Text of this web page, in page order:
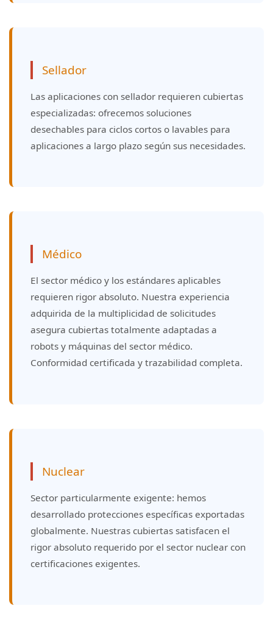
Sellador
Las aplicaciones con sellador requieren cubiertas
especializadas: ofrecemos soluciones
desechables para ciclos cortos o lavables para
aplicaciones a largo plazo según sus necesidades.
Médico
El sector médico y los estándares aplicables
requieren rigor absoluto. Nuestra experiencia
adquirida de la multiplicidad de solicitudes
asegura cubiertas totalmente adaptadas a
robots y máquinas del sector médico.
Conformidad certificada y trazabilidad completa.
Nuclear
Sector particularmente exigente: hemos
desarrollado protecciones específicas exportadas
globalmente. Nuestras cubiertas satisfacen el
rigor absoluto requerido por el sector nuclear con
certificaciones exigentes.